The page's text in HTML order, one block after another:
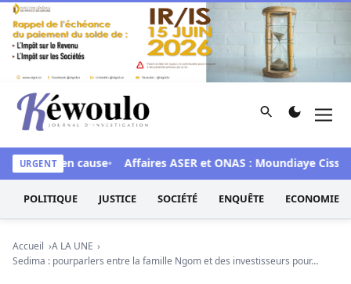
Aller au contenu
Kéwoulo, le premier site d'information et d'investigation
Rechercher
URGENT
mis en cause Affaires ASER et ONAS : Moundiaye Cissé
POLITIQUE JUSTICE SOCIÉTÉ ENQUÊTE ECONOMIE
Accueil
A LA UNE
Sedima : pourparlers entre la famille Ngom et des investisseurs pour…